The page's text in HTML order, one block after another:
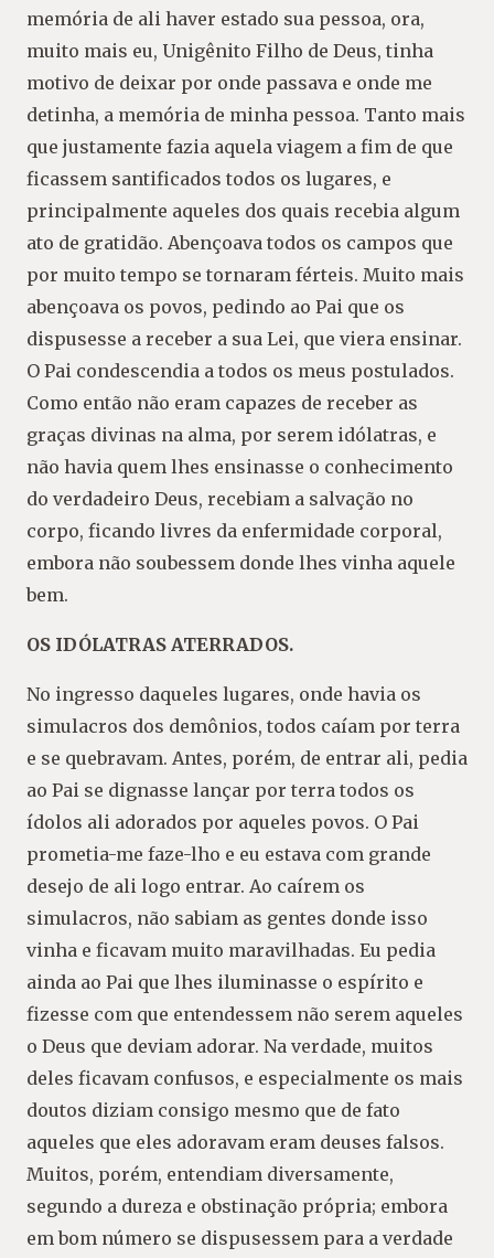
memória de ali haver estado sua pessoa, ora,
muito mais eu, Unigênito Filho de Deus, tinha
motivo de deixar por onde passava e onde me
detinha, a memória de minha pessoa. Tanto mais
que justamente fazia aquela viagem a fim de que
ficassem santificados todos os lugares, e
principalmente aqueles dos quais recebia algum
ato de gratidão. Abençoava todos os campos que
por muito tempo se tornaram férteis. Muito mais
abençoava os povos, pedindo ao Pai que os
dispusesse a receber a sua Lei, que viera ensinar.
O Pai condescendia a todos os meus postulados.
Como então não eram capazes de receber as
graças divinas na alma, por serem idólatras, e
não havia quem lhes ensinasse o conhecimento
do verdadeiro Deus, recebiam a salvação no
corpo, ficando livres da enfermidade corporal,
embora não soubessem donde lhes vinha aquele
bem.
OS IDÓLATRAS ATERRADOS.
No ingresso daqueles lugares, onde havia os
simulacros dos demônios, todos caíam por terra
e se quebravam. Antes, porém, de entrar ali, pedia
ao Pai se dignasse lançar por terra todos os
ídolos ali adorados por aqueles povos. O Pai
prometia-me faze-lho e eu estava com grande
desejo de ali logo entrar. Ao caírem os
simulacros, não sabiam as gentes donde isso
vinha e ficavam muito maravilhadas. Eu pedia
ainda ao Pai que lhes iluminasse o espírito e
fizesse com que entendessem não serem aqueles
o Deus que deviam adorar. Na verdade, muitos
deles ficavam confusos, e especialmente os mais
doutos diziam consigo mesmo que de fato
aqueles que eles adoravam eram deuses falsos.
Muitos, porém, entendiam diversamente,
segundo a dureza e obstinação própria; embora
em bom número se dispusessem para a verdade